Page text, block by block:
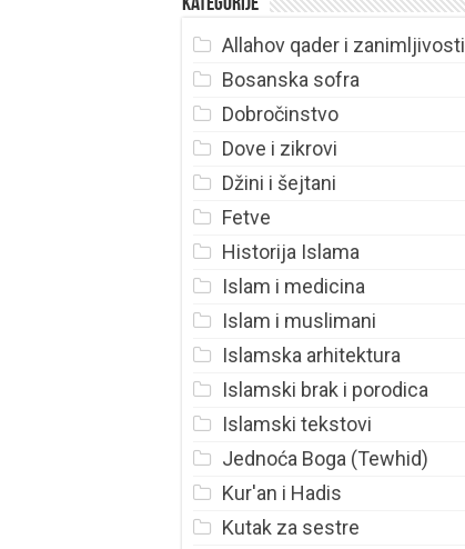
Kategorije
Allahov qader i zanimljivosti
Bosanska sofra
Dobročinstvo
Dove i zikrovi
Džini i šejtani
Fetve
Historija Islama
Islam i medicina
Islam i muslimani
Islamska arhitektura
Islamski brak i porodica
Islamski tekstovi
Jednoća Boga (Tewhid)
Kur'an i Hadis
Kutak za sestre